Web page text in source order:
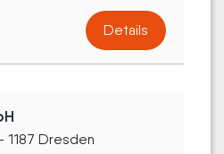
Details
Dresden